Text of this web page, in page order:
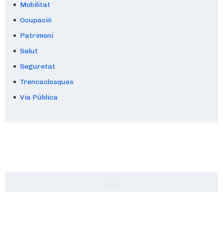
Mobilitat
Ocupació
Patrimoni
Salut
Seguretat
Trencaclosques
Via Pública